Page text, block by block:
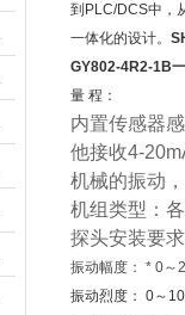
到PLC/DCS中，
一体化的设计。
GY802-4R2-1B
量 程：
内置传感器
他接收4-
机械的振动
机组类型：
探头安装要
振动幅度： * 0
振动烈度： 0～